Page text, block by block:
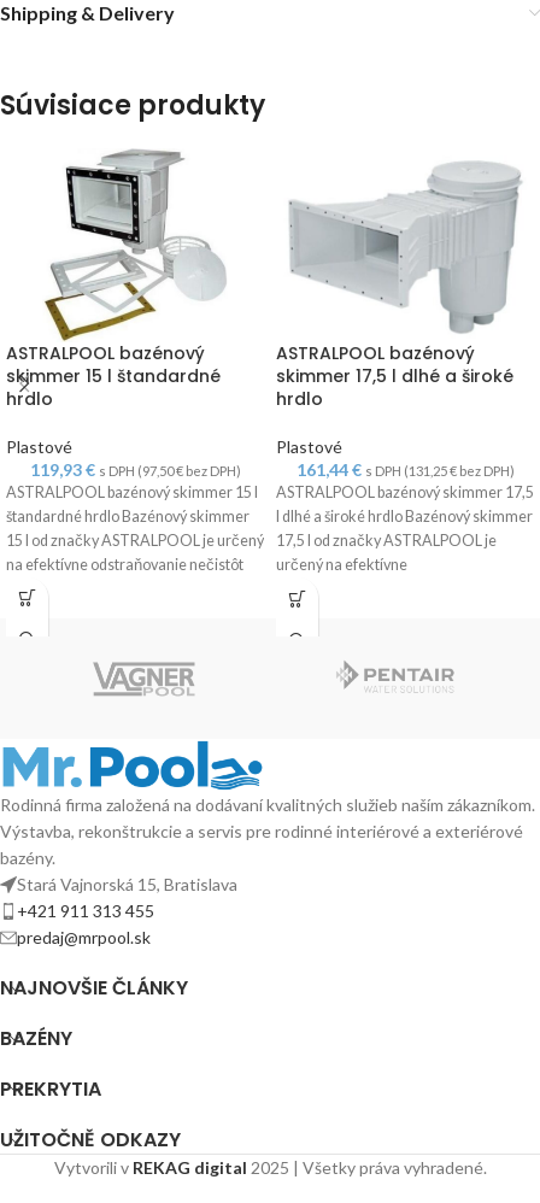
Shipping & Delivery
Súvisiace produkty
ASTRALPOOL bazénový
skimmer 15 l štandardné
hrdlo
Plastové
119,93€ s DPH (97,50€bez DPH)
ASTRALPOOL bazénový skimmer 15 l
štandardné hrdlo Bazénový skimmer
15 l od značky ASTRALPOOL je určený
na efektívne odstraňovanie nečistôt
ASTRALPOOL bazénový
skimmer 17,5 l dlhé a široké
hrdlo
Plastové
161,44€ s DPH (131,25€bez DPH)
ASTRALPOOL bazénový skimmer 17,5
l dlhé a široké hrdlo Bazénový skimmer
17,5 l od značky ASTRALPOOL je
určený na efektívne
Rodinná firma založená na dodávaní kvalitných služieb naším zákazníkom.
Výstavba, rekonštrukcie a servis pre rodinné interiérové a exteriérové
bazény.
Stará Vajnorská 15, Bratislava
+421 911 313 455
predaj@mrpool.sk
NAJNOVŠIE ČLÁNKY
BAZÉNY
PREKRYTIA
UŽITOČNĚ ODKAZY
Vytvorili v REKAG digital 2025 | Všetky práva vyhradené.